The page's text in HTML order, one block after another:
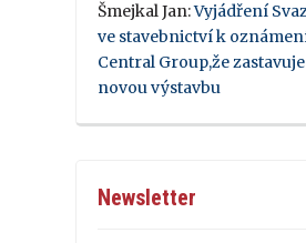
Šmejkal Jan:Vyjádření
ve stavebnictví k
Central Group,že
novou výstavbu
Newsletter